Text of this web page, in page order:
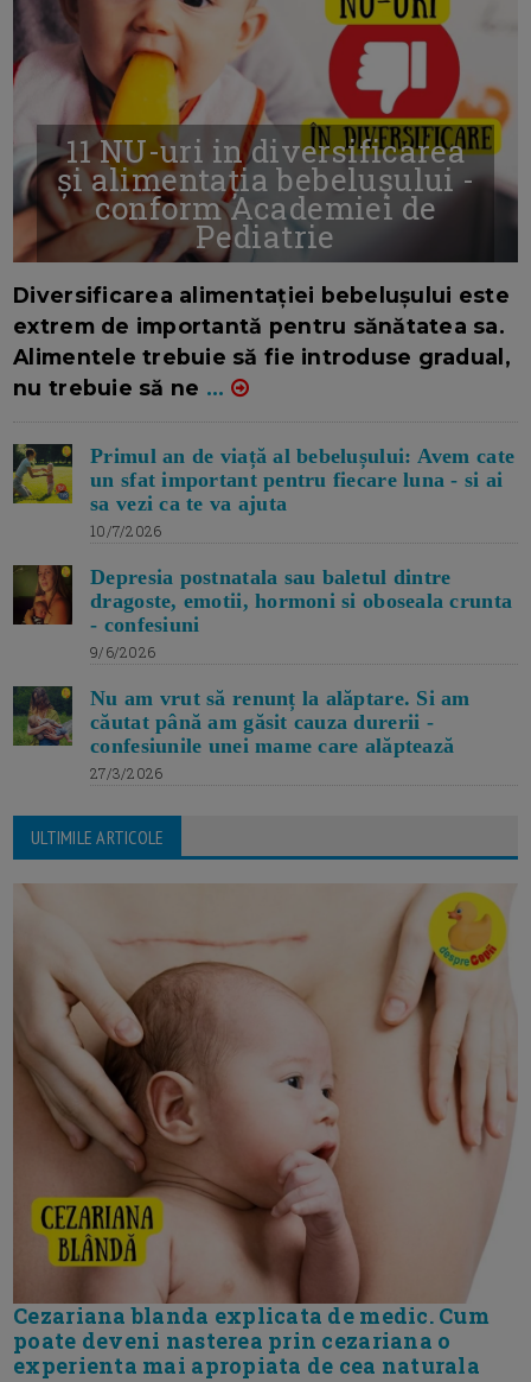
11 NU-uri in diversificarea
și alimentația bebelușului -
conform Academiei de
Pediatrie
Diversificarea alimentației bebelușului este
extrem de importantă pentru sănătatea sa.
Alimentele trebuie să fie introduse gradual,
nu trebuie să ne ...
Primul an de viață al bebelușului: Avem cate
un sfat important pentru fiecare luna - si ai
sa vezi ca te va ajuta
10/7/2026
Depresia postnatala sau baletul dintre
dragoste, emotii, hormoni si oboseala crunta
- confesiuni
9/6/2026
Nu am vrut să renunț la alăptare. Si am
căutat până am găsit cauza durerii -
confesiunile unei mame care alăptează
27/3/2026
ULTIMILE ARTICOLE
Cezariana blanda explicata de medic. Cum
poate deveni nasterea prin cezariana o
experienta mai apropiata de cea naturala